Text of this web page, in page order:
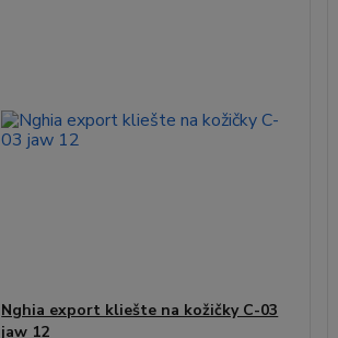
Nghia export kliešte na kožičky C-03
jaw 12